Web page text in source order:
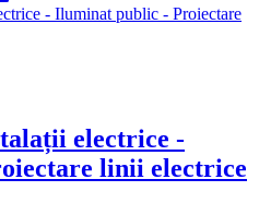
electrice -
linii electrice